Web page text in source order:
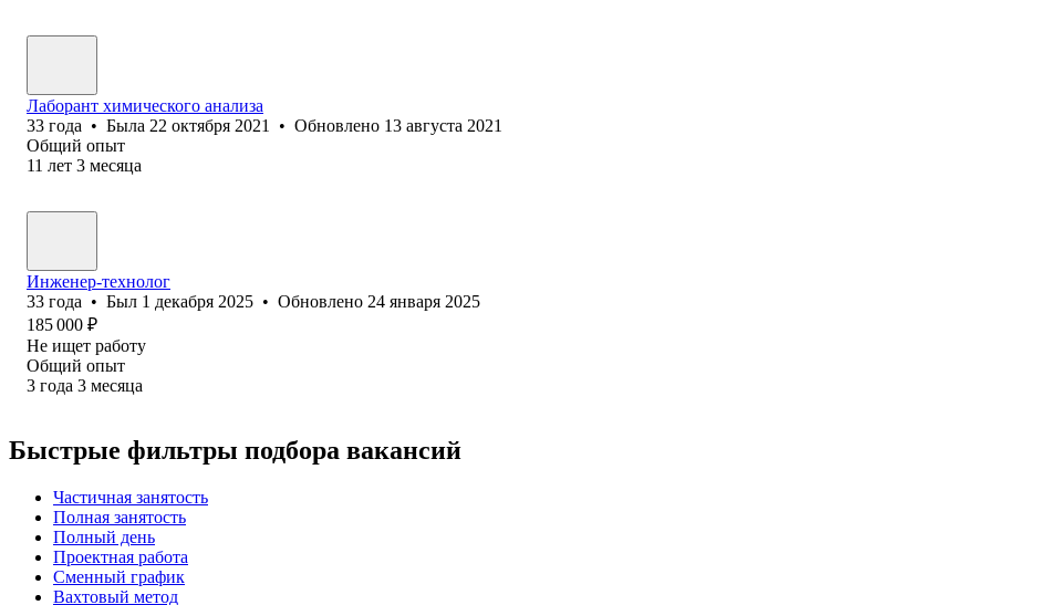
Лаборант химического анализа
33 года • Была 22 октября 2021 • Обновлено 13 августа 2021
Общий опыт
11 лет 3 месяца
Инженер-технолог
33 года • Был 1 декабря 2025 • Обновлено 24 января 2025
185 000 ₽
Не ищет работу
Общий опыт
3 года 3 месяца
Быстрые фильтры подбора вакансий
Частичная занятость
Полная занятость
Полный день
Проектная работа
Сменный график
Вахтовый метод